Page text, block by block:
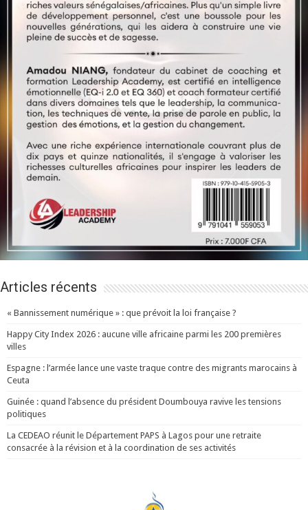
Articles récents
« Bannissement numérique » : que prévoit la loi française ?
Happy City Index 2026 : aucune ville africaine parmi les 200 premières
villes
Espagne : l’armée lance une vaste traque contre des migrants marocains à
Ceuta
Guinée : quand l’absence du président Doumbouya ravive les tensions
politiques
La CEDEAO réunit le Département PAPS à Lagos pour une retraite
consacrée à la révision et à la coordination de ses activités